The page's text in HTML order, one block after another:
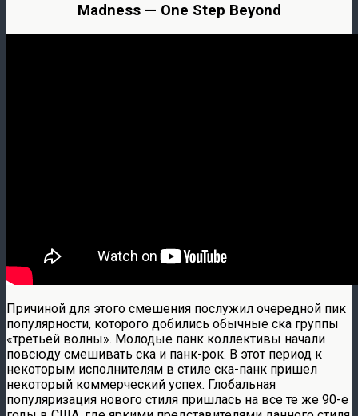
Madness — One Step Beyond
Причиной для этого смешения послужил очередной пик
популярности, которого добились обычные ска группы
«третьей волны». Молодые панк коллективы начали
повсюду смешивать ска и панк-рок. В этот период к
некоторым исполнителям в стиле ска-панк пришел
некоторый коммерческий успех. Глобальная
популяризация нового стиля пришлась на все те же 90-е